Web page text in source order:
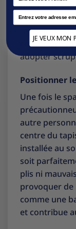
qualité de
judicieux de
tapis, le
couverture
adopter
Positionner
Une fois le
autre
centre du
installée au
soit
plis ni
provoquer de
comme une
et contribue
Email
JE VEUX MON